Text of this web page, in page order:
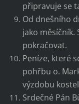
připravuje se
Od dnešního
jako
pokračovat.
Peníze, které
pohřbu o.
výzdobu
Srdečné Pán